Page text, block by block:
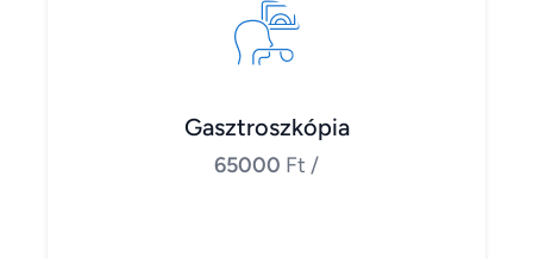
Gasztroszkópia
65000 Ft /